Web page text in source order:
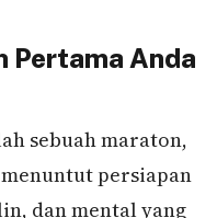
Pertama Anda
sebuah maraton,
persiapan
dan mental yang